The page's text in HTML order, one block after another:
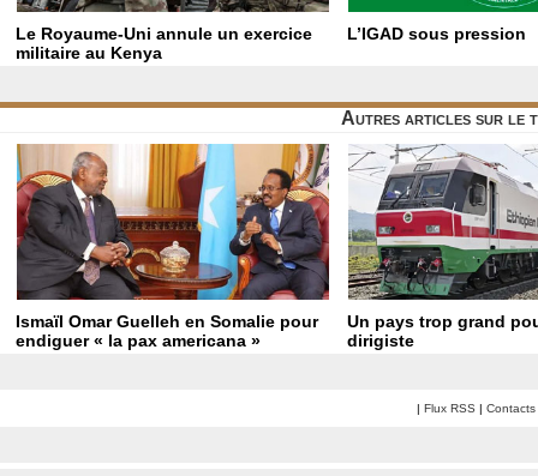
Le Royaume-Uni annule un exercice
militaire au Kenya
L’IGAD sous pression
Autres articles sur le
Ismaïl Omar Guelleh en Somalie pour
endiguer « la pax americana »
Un pays trop grand
dirigiste
| Flux RSS | Contacts